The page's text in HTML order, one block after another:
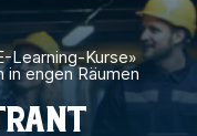
Learning-Kurse»
in engen Räumen